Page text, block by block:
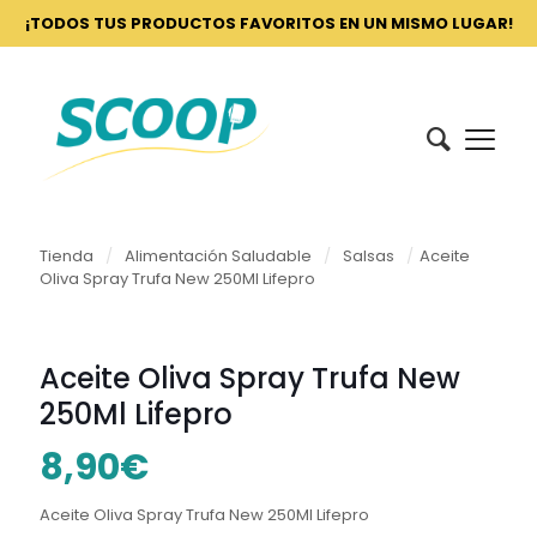
¡TODOS TUS PRODUCTOS FAVORITOS EN UN MISMO LUGAR!
Tienda / Alimentación Saludable / Salsas / Aceite
Oliva Spray Trufa New 250Ml Lifepro
Aceite Oliva Spray Trufa New
250Ml Lifepro
8,90€
Aceite Oliva Spray Trufa New 250Ml Lifepro